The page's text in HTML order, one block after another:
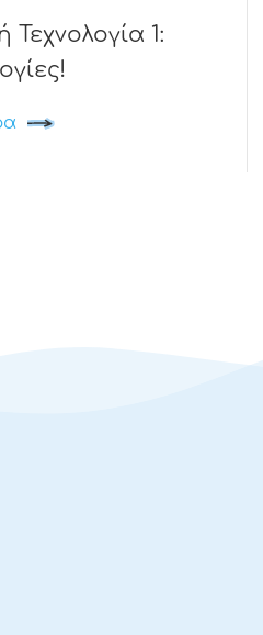
Τεχνολογία 1: